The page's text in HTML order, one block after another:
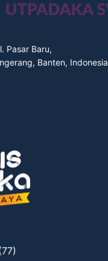
Pasar Baru,
Banten,